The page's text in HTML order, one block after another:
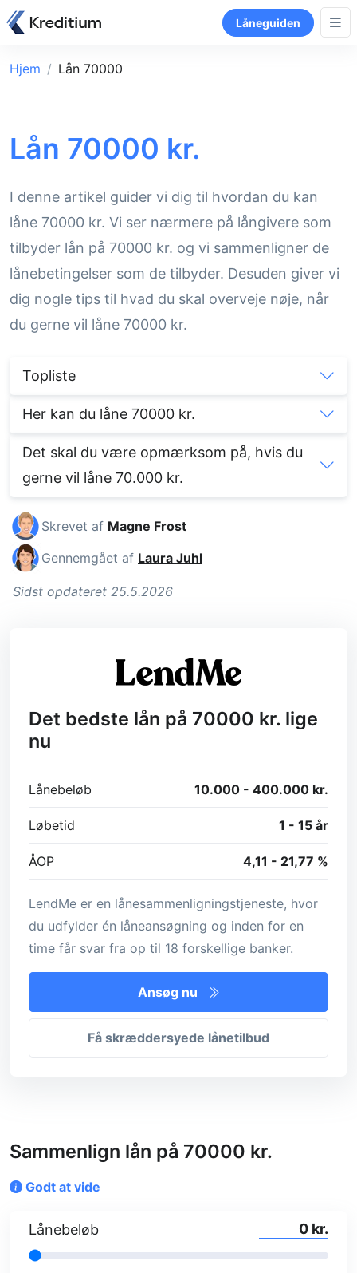
Låneguiden
Hjem Lån 70000
Lån 70000 kr.
I denne artikel guider vi dig til hvordan du kan
låne 70000 kr. Vi ser nærmere på långivere som
tilbyder lån på 70000 kr. og vi sammenligner de
lånebetingelser som de tilbyder. Desuden giver vi
dig nogle tips til hvad du skal overveje nøje, når
du gerne vil låne 70000 kr.
Topliste
Her kan du låne 70000 kr.
Det skal du være opmærksom på, hvis du
gerne vil låne 70.000 kr.
Skrevet af Magne Frost
Gennemgået af Laura Juhl
Sidst opdateret 25.5.2026
Det bedste lån på 70000 kr. lige
nu
Lånebeløb 10.000 - 400.000 kr.
Løbetid 1 - 15 år
ÅOP 4,11 - 21,77 %
LendMe er en lånesammenligningstjeneste, hvor
du udfylder én låneansøgning og inden for en
time får svar fra op til 18 forskellige banker.
Ansøg nu
Få skræddersyede lånetilbud
Sammenlign lån på 70000 kr.
Godt at vide
Lånebeløb kr.